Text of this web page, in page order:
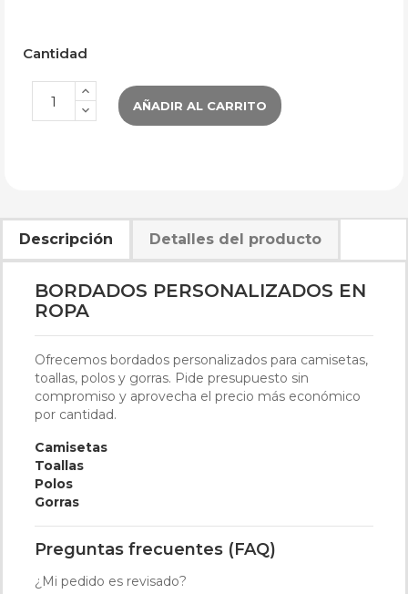
Cantidad
AÑADIR AL CARRITO
Descripción Detalles del producto
BORDADOS PERSONALIZADOS EN
ROPA
Ofrecemos bordados personalizados para camisetas,
toallas, polos y gorras. Pide presupuesto sin
compromiso y aprovecha el precio más económico
por cantidad.
Camisetas
Toallas
Polos
Gorras
Preguntas frecuentes (FAQ)
¿Mi pedido es revisado?